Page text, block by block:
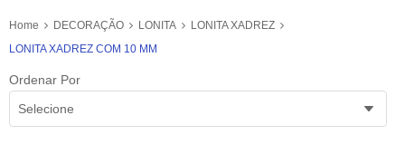
Home DECORAÇÃO LONITA
LONITA XADREZ
LONITA XADREZ COM 10 MM
Ordenar Por
Selecione